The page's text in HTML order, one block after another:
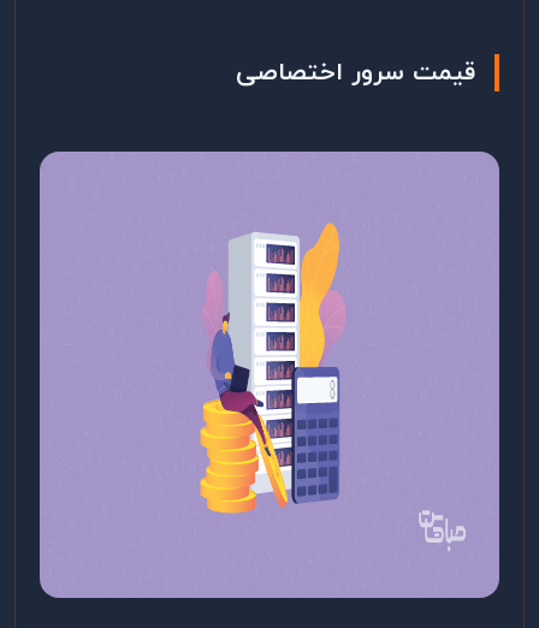
قیمت سرور اختصاصی